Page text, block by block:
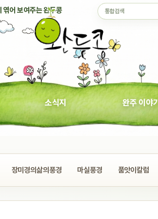
엮어 보여주는 완두콩 통합검색
소식지 완주 이야기
장미경의삶의풍경 마실풍경 품앗이칼럼